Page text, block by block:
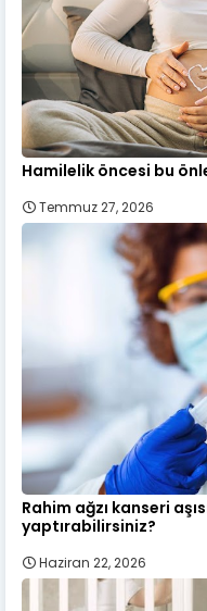
Hamilelik öncesi bu
Temmuz 27, 2026
Rahim ağzı kanseri
yaptırabilirsiniz?
Haziran 22, 2026